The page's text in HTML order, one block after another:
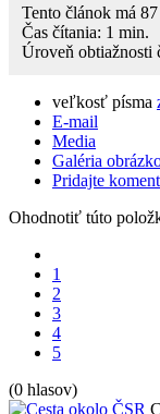
Tento článok má 87
Čas čítania: 1 min.
Úroveň obtiažnosti
veľkosť písma
E-mail
Media
Galéria
Pridajte
Ohodnotiť túto
1
2
3
4
5
(0 hlasov)